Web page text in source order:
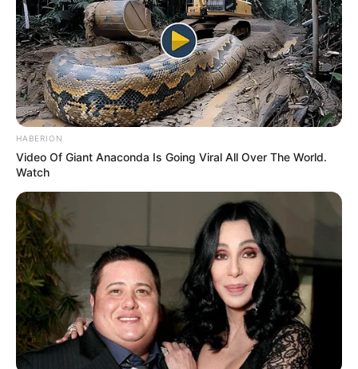
Francesco Zet (17) affiche une forme matinale intéressante.
En revanche, son manque de repères à Vincennes
interroge.
Ainsi, il demeure un choix très spéculatif.
MEILLEURES OFFRES DE LA SEMAINE !
HABERION
Video Of Giant Anaconda Is Going Viral All Over The World.
Watch